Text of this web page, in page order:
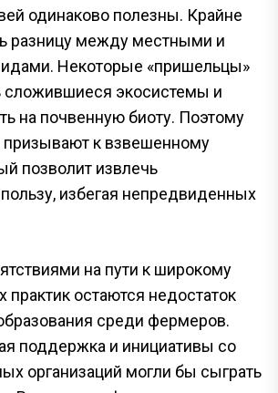
одинаково полезны. Крайне
разницу между местными и
Некоторые «пришельцы»
сложившиеся экосистемы и
на почвенную биоту. Поэтому
призывают к взвешенному
позволит извлечь
избегая непредвиденных
на пути к широкому
практик остаются недостаток
среди фермеров.
поддержка и инициативы со
организаций могли бы сыграть